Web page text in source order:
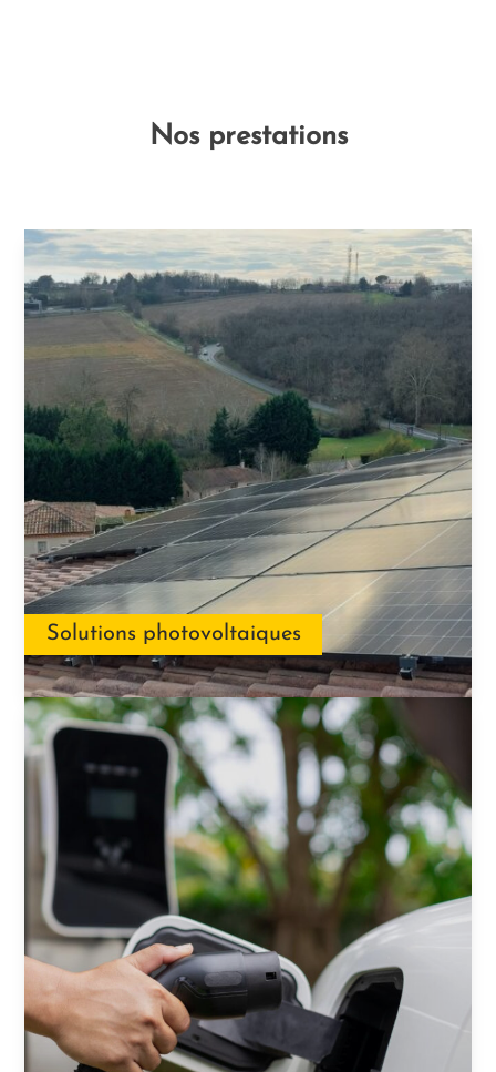
Nos prestations
Solutions photovoltaiques